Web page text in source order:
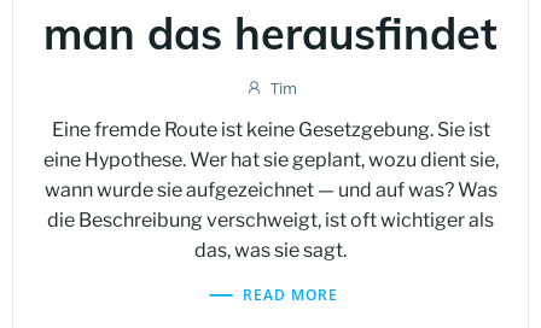
man das herausfindet
Tim
Eine fremde Route ist keine Gesetzgebung. Sie ist
eine Hypothese. Wer hat sie geplant, wozu dient sie,
wann wurde sie aufgezeichnet — und auf was? Was
die Beschreibung verschweigt, ist oft wichtiger als
das, was sie sagt.
READ MORE